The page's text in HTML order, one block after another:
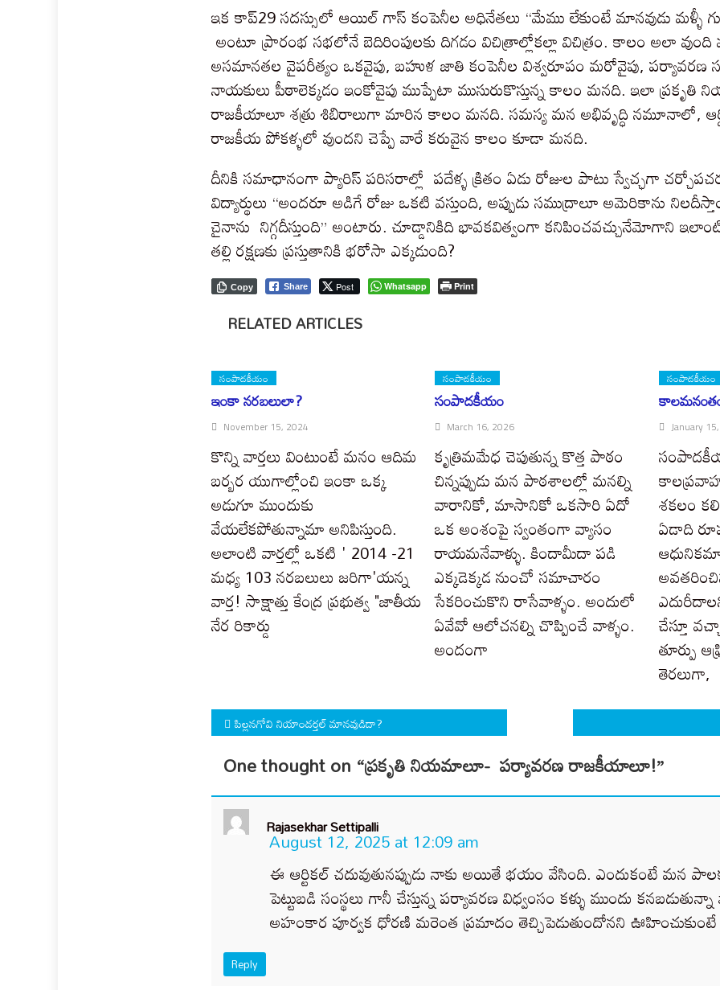
ఇక కాప్29 సదస్సులో ఆయిల్ గాస్ కంపెనీల అధినేతలు “మేము లేకుంటే మానవుడు మళ్ళీ
అంటూ ప్రారంభ సభలోనే బెదిరింపులకు దిగడం విచిత్రాల్లోకల్లా విచిత్రం. కాలం అలా వుంది
అసమానతల వైపరీత్యం ఒకవైపు, బహుళ జాతి కంపెనీల విశ్వరూపం మరోవైపు, పర్యావరణ
నాయకులు పీఠాలెక్కడం ఇంకోవైపు ముప్పేటా ముసురుకొస్తున్న కాలం మనది. ఇలా
రాజకీయాలూ శత్రు శిబిరాలుగా మారిన కాలం మనది. సమస్య మన అభివృద్ధి నమూనాలో,
రాజకీయ పోకళ్ళలో వుందని చెప్పే వారే కరువైన కాలం కూడా మనది.
దీనికి సమాధానంగా ప్యారిస్ పరిసరాల్లో పదేళ్ళ క్రితం ఏడు రోజుల పాటు స్వేచ్ఛగా
విద్యార్థులు “అందరూ అడిగే రోజు ఒకటి వస్తుంది, అప్పుడు సముద్రాలూ అమెరికాను
చైనాను నిగ్గదీస్తుంది” అంటారు. చూడ్డానికిది భావకవిత్వంగా కనిపించవచ్చునేమోగాని
తల్లి రక్షణకు ప్రస్తుతానికి భరోసా ఎక్కడుంది?
Share Post Whatsapp
Copy Print
RELATED ARTICLES
సంపాదకీయం
ఇంకా నరబలులా?
November 15, 2024
కొన్ని వార్తలు వింటుంటే మనం ఆదిమ
బర్బర యుగాల్లోంచి ఇంకా ఒక్క
అడుగూ ముందుకు
వేయలేకపోతున్నామా అనిపిస్తుంది.
అలాంటి వార్తల్లో ఒకటి ' 2014 -21
మధ్య 103 నరబలులు జరిగా'యన్న
వార్త! సాక్షాత్తు కేంద్ర ప్రభుత్వ "జాతీయ
నేర రికార్డు
సంపాదకీయం
సంపాదకీయం
March 16, 2026
కృత్రిమమేధ చెపుతున్న కొత్త పాఠం
చిన్నప్పుడు మన పాఠశాలల్లో మనల్ని
వారానికో, మాసానికో ఒకసారి ఏదో
ఒక అంశంపై స్వంతంగా వ్యాసం
రాయమనేవాళ్ళు. కిందామీదా పడి
ఎక్కడెక్కడ నుంచో సమాచారం
సేకరించుకొని రాసేవాళ్ళం. అందులో
ఏవేవో ఆలోచనల్ని చొప్పించే వాళ్ళం.
అందంగా
సంపాదకీయం
January
శకలం
ఏడాది
చేస్తూ
తూర్పు
తెరలుగా,
Post
navigation
పిల్లనగోవి నియాండర్తల్ మానవుడిదా?
One thought on “ప్రకృతి నియమాలూ- పర్యావరణ రాజకీయాలూ!”
Rajasekhar Settipalli
August 12, 2025 at 12:09 am
ఈ ఆర్టికల్ చదువుతునప్పుడు నాకు అయితే భయం వేసింది. ఎందుకంటే మన
పెట్టుబడి సంస్థలు గానీ చేస్తున్న పర్యావరణ విధ్వంసం కళ్ళు ముందు కనబడుతున్నా
అహంకార పూర్వక ధోరణి మరెంత ప్రమాదం తెచ్చిపెడుతుందోనని ఊహించుకుంటే
Reply